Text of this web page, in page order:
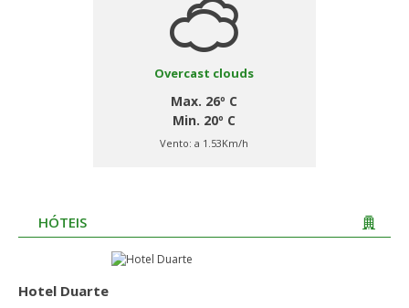
Overcast clouds
Max. 26º C
Min. 20º C
Vento:a 1.53Km/h
HÓTEIS
Hotel Duarte